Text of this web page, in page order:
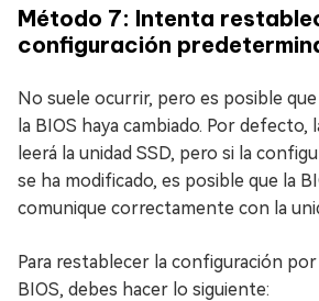
Método 7: Intenta
configuración
No suele ocurrir, pero es posible
la BIOS haya cambiado. Por defecto,
leerá la unidad SSD, pero si la
se ha modificado, es posible que la
comunique correctamente con la
Para restablecer la configuración
BIOS, debes hacer lo siguiente: